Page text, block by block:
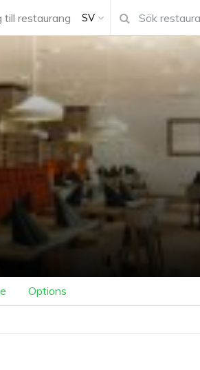
till restaurang SV
Options